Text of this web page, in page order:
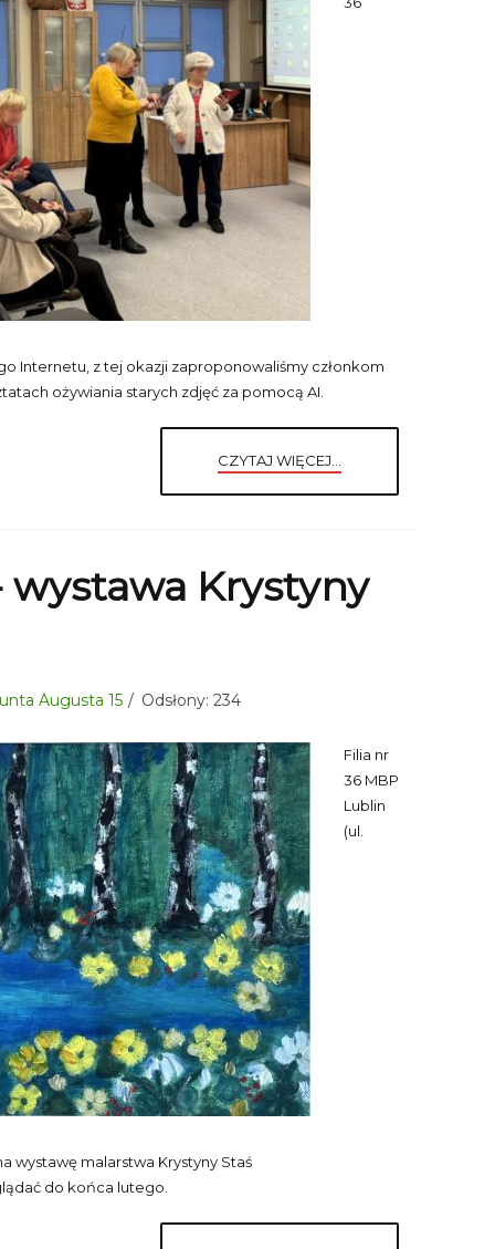
Internetu, z tej okazji zaproponowaliśmy członkom
ożywiania starych zdjęć za pomocą AI.
CZYTAJ WIĘCEJ...
wystawa Krystyny
Augusta 15 Odsłony: 234
Filia nr
36 MBP
Lublin
(ul.
wystawę malarstwa Krystyny Staś
do końca lutego.